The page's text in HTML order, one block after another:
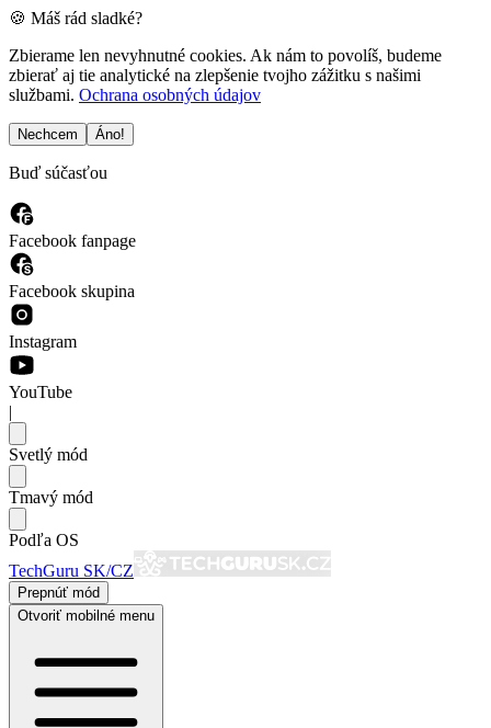
🍪 Máš rád sladké?
Zbierame len nevyhnutné cookies. Ak nám to povolíš, budeme
zbierať aj tie analytické na zlepšenie tvojho zážitku s našimi
službami. Ochrana osobných údajov
Nechcem Áno!
Buď súčasťou
Facebook fanpage
Facebook skupina
Instagram
YouTube
|
Svetlý mód
Tmavý mód
Podľa OS
TechGuru SK/CZ
Prepnúť mód
Otvoriť mobilné menu